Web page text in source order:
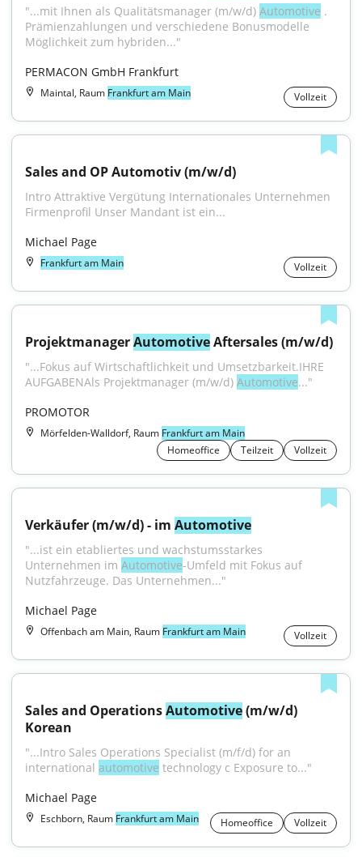
"...mit Ihnen als Qualitätsmanager (m/w/d) Automotive .
Prämienzahlungen und verschiedene Bonusmodelle
Möglichkeit zum hybriden..."
PERMACON GmbH Frankfurt
Maintal, Raum Frankfurt am Main Vollzeit
Sales and OP Automotiv (m/w/d)
Intro Attraktive Vergütung Internationales Unternehmen
Firmenprofil Unser Mandant ist ein...
Michael Page
Frankfurt am Main Vollzeit
Projektmanager Automotive Aftersales (m/w/d)
"...Fokus auf Wirtschaftlichkeit und Umsetzbarkeit.IHRE
AUFGABENAls Projektmanager (m/w/d) Automotive..."
PROMOTOR
Mörfelden-Walldorf, Raum Frankfurt am Main
Homeoffice
Teilzeit Vollzeit
Verkäufer (m/w/d) - im Automotive
"...ist ein etabliertes und wachstumsstarkes
Unternehmen im Automotive-Umfeld mit Fokus auf
Nutzfahrzeuge. Das Unternehmen..."
Michael Page
Offenbach am Main, Raum Frankfurt am Main Vollzeit
Sales and Operations Automotive (m/w/d)
Korean
"...Intro Sales Operations Specialist (m/f/d) for an
international automotive technology c Exposure to..."
Michael Page
Eschborn, Raum Frankfurt am Main Homeoffice Vollzeit